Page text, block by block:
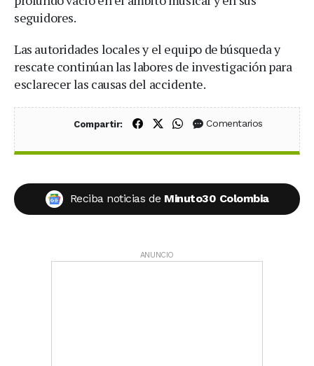
seguidores.
Las autoridades locales y el equipo de búsqueda y
rescate continúan las labores de investigación para
esclarecer las causas del accidente.
Compartir: Compartir en Facebook
Compartir en X (Twitter)
Compartir en WhatsApp
Comentarios
Reciba noticias de Minuto30 Colombia
ANUNCIO